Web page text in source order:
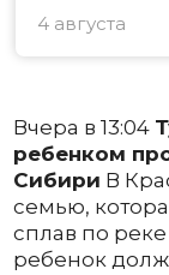
4 августа
Вчера в 13:04
ребенком
Сибири В
семью,
сплав по
ребенок